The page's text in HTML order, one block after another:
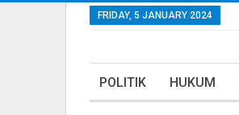
FRIDAY, 5 JANUARY 2024
POLITIK HUKUM